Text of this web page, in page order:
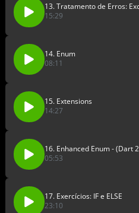
13. Tratamento de Erros:
15:29
14. Enum
08:11
15. Extensions
14:27
16. Enhanced Enum - (Dart
05:53
17. Exercícios: IF e ELSE
23:10